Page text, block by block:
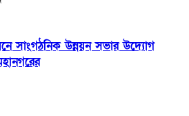
সাংগঠনিক উন্নয়ন সভার উদ্যোগ